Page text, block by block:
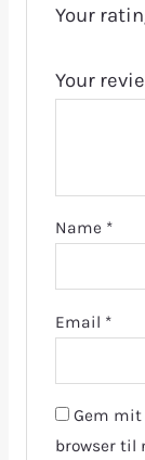
Your
Your
Name *
Email *
Gem mit
browser til